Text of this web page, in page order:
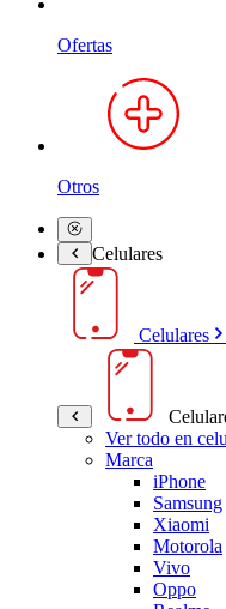
Ofertas
Otros
Celulares
Celulares
Ver todo en
Marca
iPhone
Samsung
Xiaomi
Motorola
Vivo
Oppo